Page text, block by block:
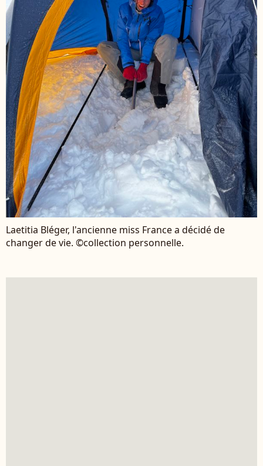
Laetitia Bléger, l'ancienne miss France a décidé de
changer de vie. ©collection personnelle.